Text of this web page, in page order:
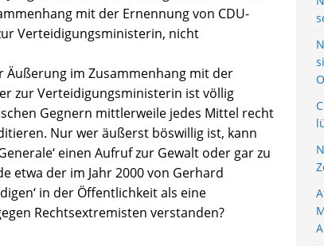
mit der Ernennung von CDU-
Verteidigungsministerin, nicht
Äußerung im Zusammenhang mit der
zur Verteidigungsministerin ist völlig
Gegnern mittlerweile jedes Mittel recht
Nur wer äußerst böswillig ist, kann
einen Aufruf zur Gewalt oder gar zu
etwa der im Jahr 2000 von Gerhard
in der Öffentlichkeit als eine
Rechtsextremisten verstanden?